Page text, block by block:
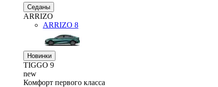
Седаны
ARRIZO
ARRIZO 8
Новинки
TIGGO 9
new
Комфорт первого класса